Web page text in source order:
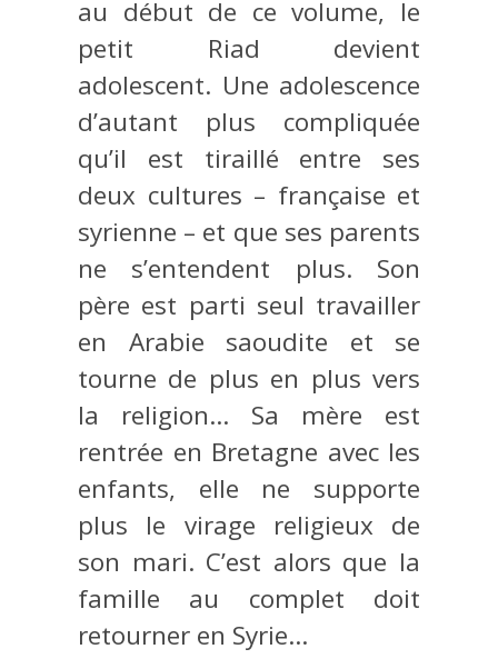
au début de ce volume, le
petit Riad devient
adolescent. Une adolescence
d’autant plus compliquée
qu’il est tiraillé entre ses
deux cultures – française et
syrienne – et que ses parents
ne s’entendent plus. Son
père est parti seul travailler
en Arabie saoudite et se
tourne de plus en plus vers
la religion… Sa mère est
rentrée en Bretagne avec les
enfants, elle ne supporte
plus le virage religieux de
son mari. C’est alors que la
famille au complet doit
retourner en Syrie…